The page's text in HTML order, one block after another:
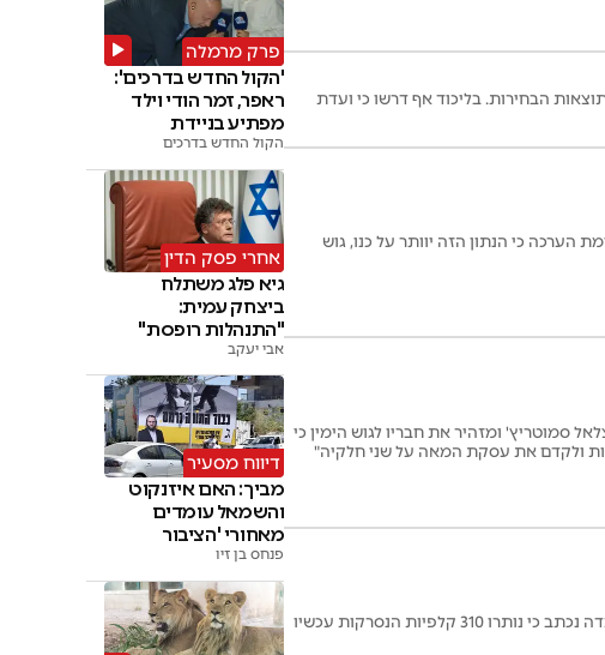
הבחירות. בליכוד אף דרשו כי ועדת
עולה בשלב זה כי גוש הימין יורד חזרה ל-58 מנדטים וקיימת הערכה כי הנתון הזה יוותר על כנו, גוש
סמוטריץ' ומזהיר את חבריו לגוש הימין כי
ולקדם את עסקת המאה על שני חלקיה"
מוועדת הבחירות המרכזית נמסר בתחילת היום כי כל הקולות נספרו. בעדכון שמפיצה הוועדה נכתב כי נותרו 310 קלפיות הנסרקות עכשיו
פרק מרמלה
'הקול החדש בדרכים':
ראפר, זמר הודי וילד
מפתיע בניידת
הקול החדש בדרכים
אחרי פסק הדין
גיא פלג משתלח
ביצחק עמית:
"התנהלות רופסת"
אבי יעקב
דיווח מסעיר
מביך: האם איזנקוט
והשמאל עומדים
מאחורי 'הציבור
החרדי'
פנחס בן זיו